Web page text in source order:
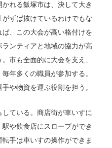
れる飯塚市は、決して大き
ずば抜けているわけでもな
、この大会が高い格付けを
ンティアと地域の協力が高
市も全面的に大会を支え、
年多くの職員が参加する。
や物資を運ぶ役割を担う。
ている。商店街が車いすに
や飲食店にスロープができ
手は車いすの操作ができま